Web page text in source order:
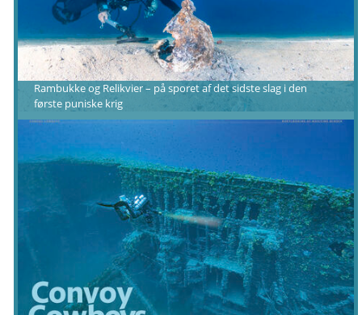
Rambukke og Relikvier – på sporet af det sidste slag i den
første puniske krig